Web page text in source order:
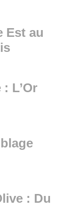
Est au
L’Or
: Du